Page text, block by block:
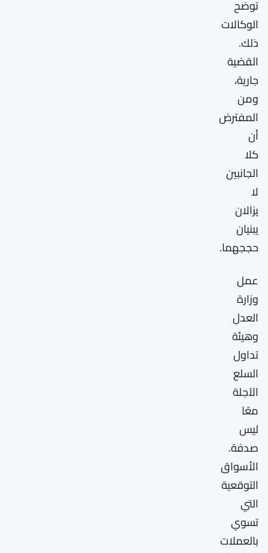
توضح
الوكالات
ذلك.
القضية
جارية،
ومن
المفترض
أن
كلا
الجانبين
لا
يزالان
يبنيان
حججهما.
عمل
وزارة
العدل
وهيئة
تداول
السلع
الآجلة
معًا
ليس
صدفة.
الأسواق
التوقعية
التي
تسوي
بالعملات